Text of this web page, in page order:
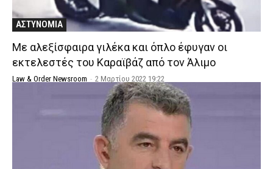
ΑΣΤΥΝΟΜΙΑ
Με αλεξίσφαιρα γιλέκα και όπλο έφυγαν οι
εκτελεστές του Καραϊβάζ από τον Άλιμο
Law & Order Newsroom - 2 Μαρτίου 2022 19:22